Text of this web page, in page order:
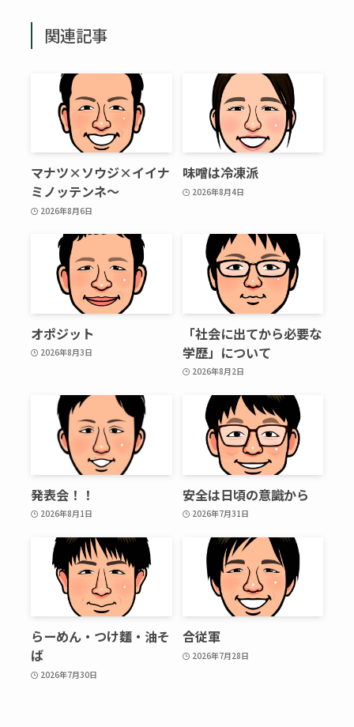
関連記事
マナツ×ソウジ×イイナ
ミノッテンネ～
2026年8月6日
味噌は冷凍派
2026年8月4日
オポジット
2026年8月3日
「社会に出てから必要な
学歴」について
2026年8月2日
発表会！！
2026年8月1日
安全は日頃の意識から
2026年7月31日
らーめん・つけ麵・油そ
ば
2026年7月30日
合従軍
2026年7月28日